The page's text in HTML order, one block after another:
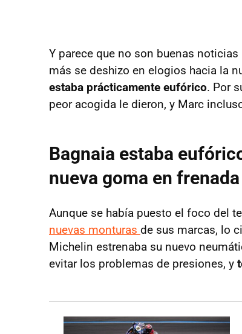
Y parece que no son buenas
más se deshizo en elogios hacia la
estaba prácticamente eufórico. Por
peor acogida le dieron, y Marc
Bagnaia estaba
nueva goma en frenada
Aunque se había puesto el foco del
nuevas monturas de sus marcas, lo
Michelin estrenaba su nuevo
evitar los problemas de presiones, y